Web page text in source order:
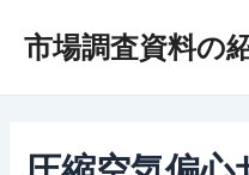
市場調査資料の